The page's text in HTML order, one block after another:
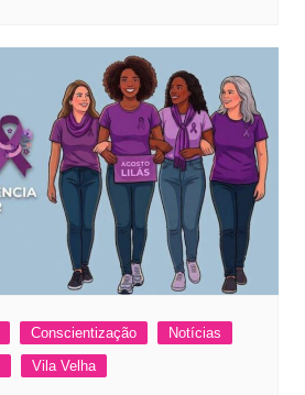
Conscientização
Notícias
Vila Velha